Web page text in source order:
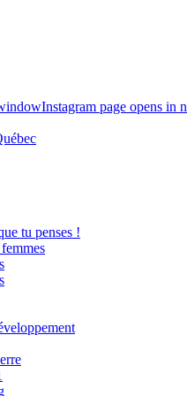
Instagram page opens in
tu penses !